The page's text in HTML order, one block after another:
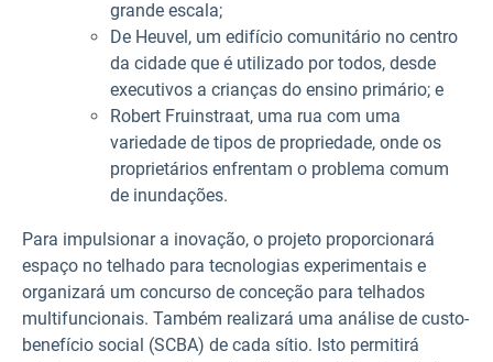
grande escala;
De Heuvel, um edifício comunitário no centro
da cidade que é utilizado por todos, desde
executivos a crianças do ensino primário; e
Robert Fruinstraat, uma rua com uma
variedade de tipos de propriedade, onde os
proprietários enfrentam o problema comum
de inundações.
Para impulsionar a inovação, o projeto proporcionará
espaço no telhado para tecnologias experimentais e
organizará um concurso de conceção para telhados
multifuncionais. Também realizará uma análise de custo-
benefício social (SCBA) de cada sítio. Isto permitirá